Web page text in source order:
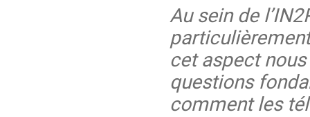
Au sein de
cet aspect
questions
comment les